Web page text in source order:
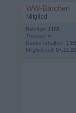
WW-Bärchen
Mitglied
Beiträge: 1185
Themen: 4
Danke erhalten:
Mitglied seit: